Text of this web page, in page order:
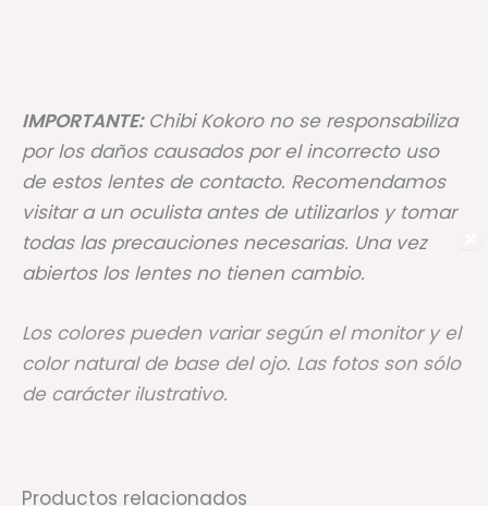
IMPORTANTE:Chibi Kokoro no se responsabiliza
por los daños causados por el incorrecto uso
de estos lentes de contacto. Recomendamos
visitar a un oculista antes de utilizarlos y tomar
todas las precauciones necesarias. Una vez
abiertos los lentes no tienen cambio.
Los colores pueden variar según el monitor y el
color natural de base del ojo. Las fotos son sólo
de carácter ilustrativo.
Productos relacionados